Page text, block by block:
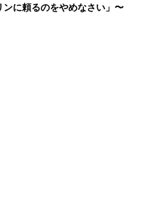
ンに頼るのをやめなさい」〜